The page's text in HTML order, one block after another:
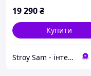
19 290₴
Купити
Stroy Sam - інтернет магазин інструментів